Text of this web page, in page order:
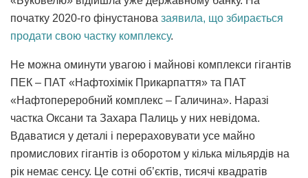
початку 2020-го фінустанова заявила, що збирається
продати свою частку комплексу.
Не можна оминути увагою і майнові комплекси гігантів
ПЕК – ПАТ «Нафтохімік Прикарпаття» та ПАТ
«Нафтопереробний комплекс – Галичина». Наразі
частка Оксани та Захара Палиць у них невідома.
Вдаватися у деталі і перераховувати усе майно
промислових гігантів із оборотом у кілька мільярдів на
рік немає сенсу. Це сотні об’єктів, тисячі квадратів